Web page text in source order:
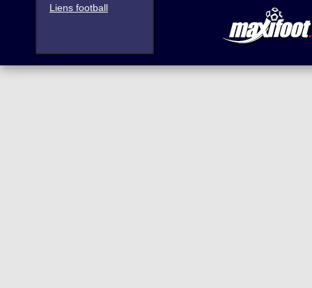
Liens football